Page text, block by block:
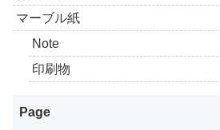
マーブル紙
Note
印刷物
Page